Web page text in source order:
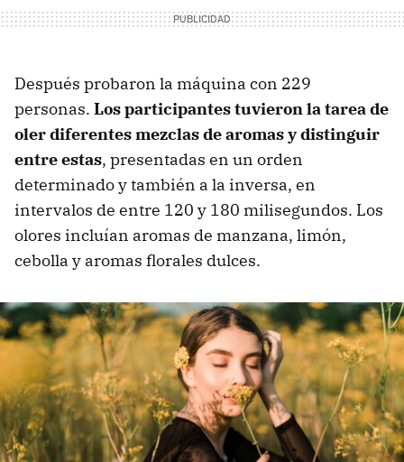
Después probaron la máquina con 229
personas. Los participantes tuvieron la tarea de
oler diferentes mezclas de aromas y distinguir
entre estas, presentadas en un orden
determinado y también a la inversa, en
intervalos de entre 120 y 180 milisegundos. Los
olores incluían aromas de manzana, limón,
cebolla y aromas florales dulces.